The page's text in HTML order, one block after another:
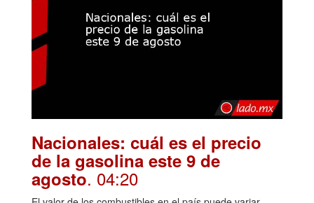
Nacionales: cuál es el precio
de la gasolina este 9 de
agosto. 04:20